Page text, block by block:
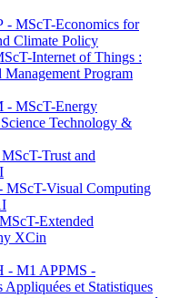
- MScT-Economics for
Climate Policy
Internet of Things :
Program
- MScT-Energy
Technology &
Trust and
Visual Computing
Extended
XCin
- M1 APPMS -
Appliquées et Statistiques